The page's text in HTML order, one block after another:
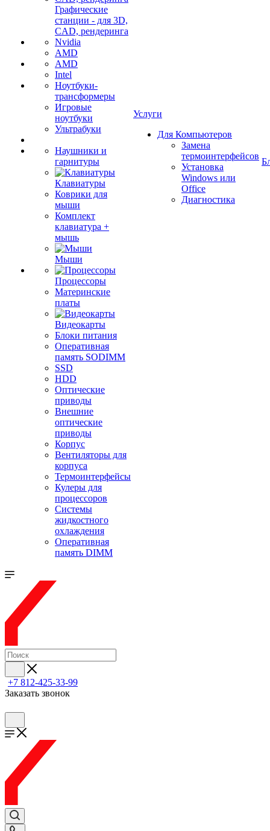
Графические
станции - для 3D,
CAD, рендеринга
Nvidia
AMD
AMD
Intel
Ноутбуки-
трансформеры
Игровые
ноутбуки
Ультрабуки
Наушники и
гарнитуры
Клавиатуры
Коврики для
мыши
Комплект
клавиатура +
мышь
Мыши
Процессоры
Материнские
платы
Видеокарты
Блоки питания
Оперативная
память SODIMM
SSD
HDD
Оптические
приводы
Внешние
оптические
приводы
Корпус
Вентиляторы для
корпуса
Термоинтерфейсы
Кулеры для
процессоров
Системы
жидкостного
охлаждения
Оперативная
память DIMM
Услуги
Для Компьютеров
Замена
термоинтерфейсов
Установка
Windows или
Office
Диагностика
+7 812-425-33-99
Заказать звонок